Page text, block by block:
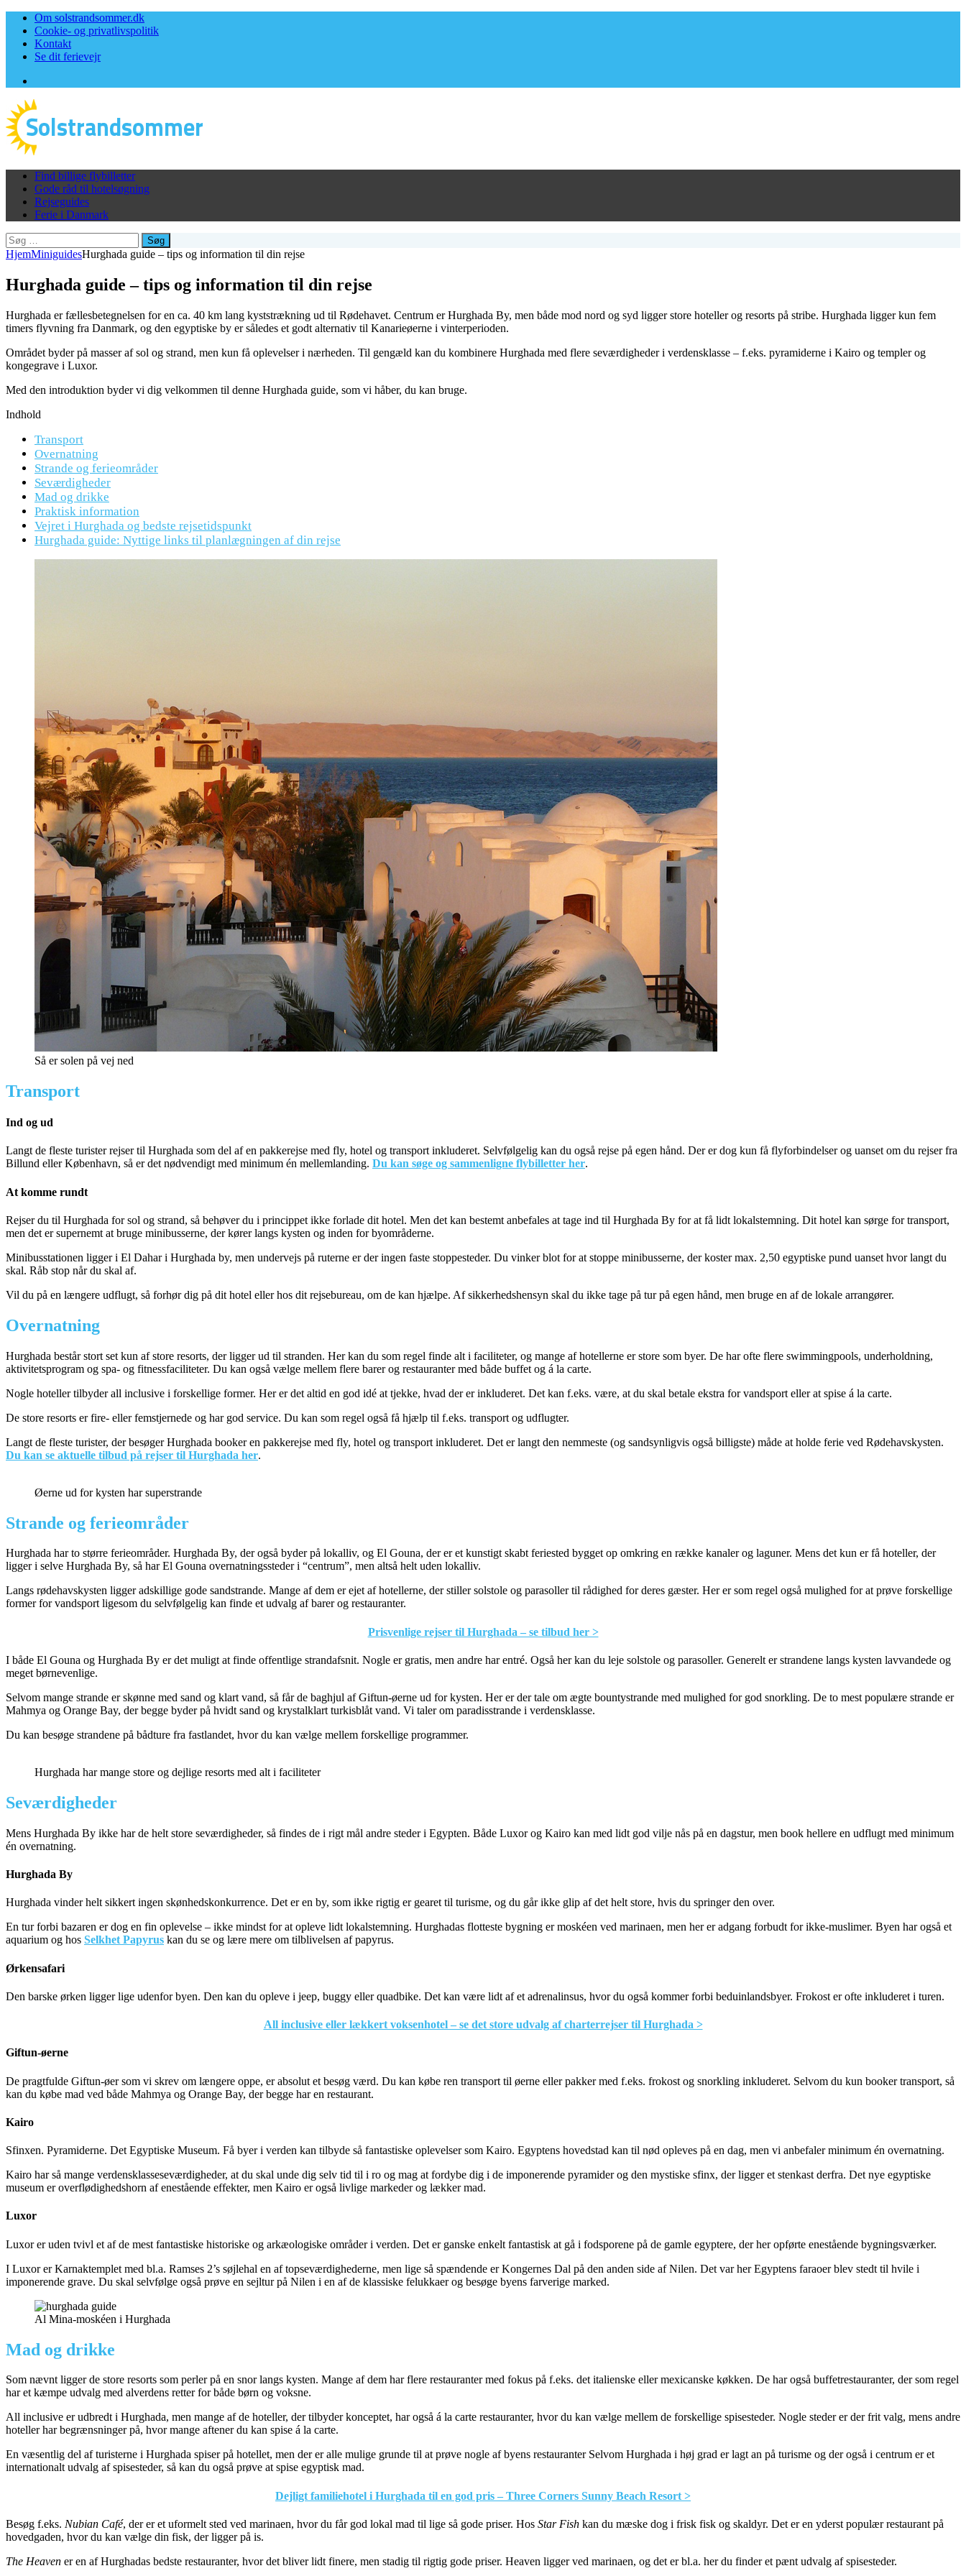
Om solstrandsommer.dk
Cookie- og privatlivspolitik
Kontakt
Se dit ferievejr
Find billige flybilletter
Gode råd til hotelsøgning
Rejseguides
Ferie i Danmark
Søg
efter:
HjemMiniguidesHurghada guide – tips og information til din rejse
Hurghada guide – tips og information til din rejse
Hurghada er fællesbetegnelsen for en ca. 40 km lang kyststrækning ud til Rødehavet. Centrum er Hurghada By, men både mod nord og syd ligger store hoteller og resorts på stribe. Hurghada ligger kun fem
timers flyvning fra Danmark, og den egyptiske by er således et godt alternativ til Kanarieøerne i vinterperioden.
Området byder på masser af sol og strand, men kun få oplevelser i nærheden. Til gengæld kan du kombinere Hurghada med flere seværdigheder i verdensklasse – f.eks. pyramiderne i Kairo og templer og
kongegrave i Luxor.
Med den introduktion byder vi dig velkommen til denne Hurghada guide, som vi håber, du kan bruge.
Indhold
Transport
Overnatning
Strande og ferieområder
Seværdigheder
Mad og drikke
Praktisk information
Vejret i Hurghada og bedste rejsetidspunkt
Hurghada guide: Nyttige links til planlægningen af din rejse
Så er solen på vej ned
Transport
Ind og ud
Langt de fleste turister rejser til Hurghada som del af en pakkerejse med fly, hotel og transport inkluderet. Selvfølgelig kan du også rejse på egen hånd. Der er dog kun få flyforbindelser og uanset om du rejser fra
Billund eller København, så er det nødvendigt med minimum én mellemlanding. Du kan søge og sammenligne flybilletter her.
At komme rundt
Rejser du til Hurghada for sol og strand, så behøver du i princippet ikke forlade dit hotel. Men det kan bestemt anbefales at tage ind til Hurghada By for at få lidt lokalstemning. Dit hotel kan sørge for transport,
men det er supernemt at bruge minibusserne, der kører langs kysten og inden for byområderne.
Minibusstationen ligger i El Dahar i Hurghada by, men undervejs på ruterne er der ingen faste stoppesteder. Du vinker blot for at stoppe minibusserne, der koster max. 2,50 egyptiske pund uanset hvor langt du
skal. Råb stop når du skal af.
Vil du på en længere udflugt, så forhør dig på dit hotel eller hos dit rejsebureau, om de kan hjælpe. Af sikkerhedshensyn skal du ikke tage på tur på egen hånd, men bruge en af de lokale arrangører.
Overnatning
Hurghada består stort set kun af store resorts, der ligger ud til stranden. Her kan du som regel finde alt i faciliteter, og mange af hotellerne er store som byer. De har ofte flere swimmingpools, underholdning,
aktivitetsprogram og spa- og fitnessfaciliteter. Du kan også vælge mellem flere barer og restauranter med både buffet og á la carte.
Nogle hoteller tilbyder all inclusive i forskellige former. Her er det altid en god idé at tjekke, hvad der er inkluderet. Det kan f.eks. være, at du skal betale ekstra for vandsport eller at spise á la carte.
De store resorts er fire- eller femstjernede og har god service. Du kan som regel også få hjælp til f.eks. transport og udflugter.
Langt de fleste turister, der besøger Hurghada booker en pakkerejse med fly, hotel og transport inkluderet. Det er langt den nemmeste (og sandsynligvis også billigste) måde at holde ferie ved Rødehavskysten.
Du kan se aktuelle tilbud på rejser til Hurghada her.
Øerne ud for kysten har superstrande
Strande og ferieområder
Hurghada har to større ferieområder. Hurghada By, der også byder på lokalliv, og El Gouna, der er et kunstigt skabt feriested bygget op omkring en række kanaler og laguner. Mens det kun er få hoteller, der
ligger i selve Hurghada By, så har El Gouna overnatningssteder i “centrum”, men altså helt uden lokalliv.
Langs rødehavskysten ligger adskillige gode sandstrande. Mange af dem er ejet af hotellerne, der stiller solstole og parasoller til rådighed for deres gæster. Her er som regel også mulighed for at prøve forskellige
former for vandsport ligesom du selvfølgelig kan finde et udvalg af barer og restauranter.
Prisvenlige rejser til Hurghada – se tilbud her >
I både El Gouna og Hurghada By er det muligt at finde offentlige strandafsnit. Nogle er gratis, men andre har entré. Også her kan du leje solstole og parasoller. Generelt er strandene langs kysten lavvandede og
meget børnevenlige.
Selvom mange strande er skønne med sand og klart vand, så får de baghjul af Giftun-øerne ud for kysten. Her er der tale om ægte bountystrande med mulighed for god snorkling. De to mest populære strande er
Mahmya og Orange Bay, der begge byder på hvidt sand og krystalklart turkisblåt vand. Vi taler om paradisstrande i verdensklasse.
Du kan besøge strandene på bådture fra fastlandet, hvor du kan vælge mellem forskellige programmer.
Hurghada har mange store og dejlige resorts med alt i faciliteter
Seværdigheder
Mens Hurghada By ikke har de helt store seværdigheder, så findes de i rigt mål andre steder i Egypten. Både Luxor og Kairo kan med lidt god vilje nås på en dagstur, men book hellere en udflugt med minimum
én overnatning.
Hurghada By
Hurghada vinder helt sikkert ingen skønhedskonkurrence. Det er en by, som ikke rigtig er gearet til turisme, og du går ikke glip af det helt store, hvis du springer den over.
En tur forbi bazaren er dog en fin oplevelse – ikke mindst for at opleve lidt lokalstemning. Hurghadas flotteste bygning er moskéen ved marinaen, men her er adgang forbudt for ikke-muslimer. Byen har også et
aquarium og hos Selkhet Papyrus kan du se og lære mere om tilblivelsen af papyrus.
Ørkensafari
Den barske ørken ligger lige udenfor byen. Den kan du opleve i jeep, buggy eller quadbike. Det kan være lidt af et adrenalinsus, hvor du også kommer forbi beduinlandsbyer. Frokost er ofte inkluderet i turen.
All inclusive eller lækkert voksenhotel – se det store udvalg af charterrejser til Hurghada >
Giftun-øerne
De pragtfulde Giftun-øer som vi skrev om længere oppe, er absolut et besøg værd. Du kan købe ren transport til øerne eller pakker med f.eks. frokost og snorkling inkluderet. Selvom du kun booker transport, så
kan du købe mad ved både Mahmya og Orange Bay, der begge har en restaurant.
Kairo
Sfinxen. Pyramiderne. Det Egyptiske Museum. Få byer i verden kan tilbyde så fantastiske oplevelser som Kairo. Egyptens hovedstad kan til nød opleves på en dag, men vi anbefaler minimum én overnatning.
Kairo har så mange verdensklasseseværdigheder, at du skal unde dig selv tid til i ro og mag at fordybe dig i de imponerende pyramider og den mystiske sfinx, der ligger et stenkast derfra. Det nye egyptiske
museum er overflødighedshorn af enestående effekter, men Kairo er også livlige markeder og lækker mad.
Luxor
Luxor er uden tvivl et af de mest fantastiske historiske og arkæologiske områder i verden. Det er ganske enkelt fantastisk at gå i fodsporene på de gamle egyptere, der her opførte enestående bygningsværker.
I Luxor er Karnaktemplet med bl.a. Ramses 2’s søjlehal en af topseværdighederne, men lige så spændende er Kongernes Dal på den anden side af Nilen. Det var her Egyptens faraoer blev stedt til hvile i
imponerende grave. Du skal selvfølge også prøve en sejltur på Nilen i en af de klassiske felukkaer og besøge byens farverige marked.
Al Mina-moskéen i Hurghada
Mad og drikke
Som nævnt ligger de store resorts som perler på en snor langs kysten. Mange af dem har flere restauranter med fokus på f.eks. det italienske eller mexicanske køkken. De har også buffetrestauranter, der som regel
har et kæmpe udvalg med alverdens retter for både børn og voksne.
All inclusive er udbredt i Hurghada, men mange af de hoteller, der tilbyder konceptet, har også á la carte restauranter, hvor du kan vælge mellem de forskellige spisesteder. Nogle steder er der frit valg, mens andre
hoteller har begrænsninger på, hvor mange aftener du kan spise á la carte.
En væsentlig del af turisterne i Hurghada spiser på hotellet, men der er alle mulige grunde til at prøve nogle af byens restauranter Selvom Hurghada i høj grad er lagt an på turisme og der også i centrum er et
internationalt udvalg af spisesteder, så kan du også prøve at spise egyptisk mad.
Dejligt familiehotel i Hurghada til en god pris – Three Corners Sunny Beach Resort >
Besøg f.eks. Nubian Café, der er et uformelt sted ved marinaen, hvor du får god lokal mad til lige så gode priser. Hos Star Fish kan du mæske dog i frisk fisk og skaldyr. Det er en yderst populær restaurant på
hovedgaden, hvor du kan vælge din fisk, der ligger på is.
The Heaven er en af Hurghadas bedste restauranter, hvor det bliver lidt finere, men stadig til rigtig gode priser. Heaven ligger ved marinaen, og det er bl.a. her du finder et pænt udvalg af spisesteder.